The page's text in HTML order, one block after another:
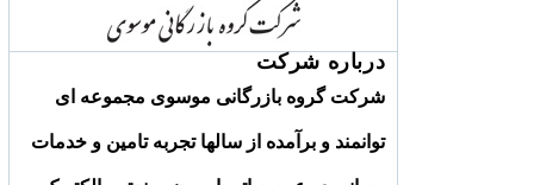
درباره شرکت
شرکت گروه بازرگانی موسوی مجموعه ای
توانمند و برآمده از سالها تجربه تامین و خدمات